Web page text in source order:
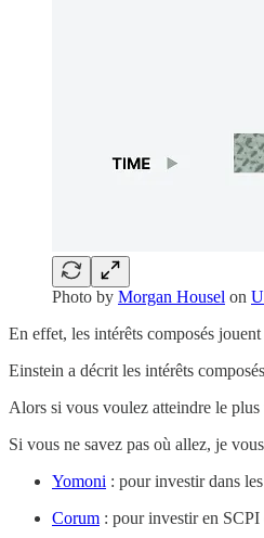
Photo by Morgan Housel on
En effet, les intérêts composés
Einstein a décrit les intérêts
Alors si vous voulez atteindre le
Si vous ne savez pas où allez, je
Yomoni : pour investir dans
Corum : pour investir en